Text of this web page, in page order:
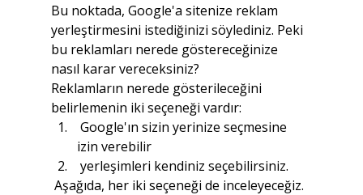
Bu noktada, Google'a sitenize reklam
yerleştirmesini istediğinizi söylediniz. Peki
bu reklamları nerede göstereceğinize
nasıl karar vereceksiniz?
Reklamların nerede gösterileceğini
belirlemenin iki seçeneği vardır:
izin verebilir
yerleşimleri kendiniz seçebilirsiniz.
Aşağıda, her iki seçeneği de inceleyeceğiz.